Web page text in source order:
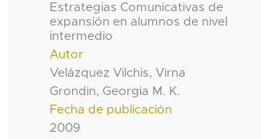
Estrategias Comunicativas de
expansión en alumnos de nivel
intermedio
Autor
Velázquez Vilchis, Virna
Grondin, Georgia M. K.
Fecha de publicación
2009